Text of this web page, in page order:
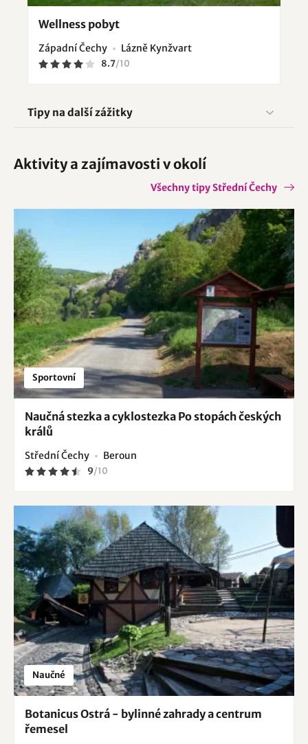
Wellness pobyt
Západní Čechy Lázně Kynžvart
8.7/10
Tipy na další zážitky
Aktivity a zajímavosti v okolí
Všechny tipy Střední Čechy
Sportovní
Naučná stezka a cyklostezka Po stopách českých
králů
Střední Čechy Beroun
9/10
Naučné
Botanicus Ostrá - bylinné zahrady a centrum
řemesel